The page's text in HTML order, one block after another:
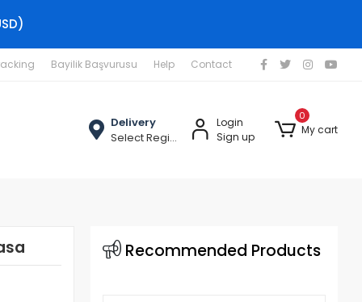
Bayilik Başvurusu Help Contact
Delivery
Select Region
Login
Sign up
0
My cart
Recommended Products